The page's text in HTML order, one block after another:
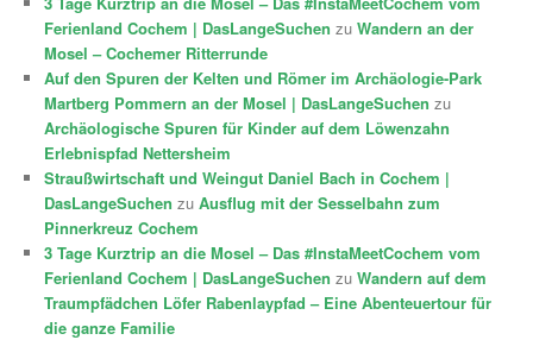
Ferienland Cochem | DasLangeSuchen zuWandern an der
Mosel – Cochemer Ritterrunde
Auf den Spuren der Kelten und Römer im Archäologie-Park
Martberg Pommern an der Mosel | DasLangeSuchen zu
Archäologische Spuren für Kinder auf dem Löwenzahn
Erlebnispfad Nettersheim
Straußwirtschaft und Weingut Daniel Bach in Cochem |
DasLangeSuchen zuAusflug mit der Sesselbahn zum
Pinnerkreuz Cochem
3 Tage Kurztrip an die Mosel – Das #InstaMeetCochem vom
Ferienland Cochem | DasLangeSuchen zuWandern auf dem
Traumpfädchen Löfer Rabenlaypfad – Eine Abenteuertour für
die ganze Familie